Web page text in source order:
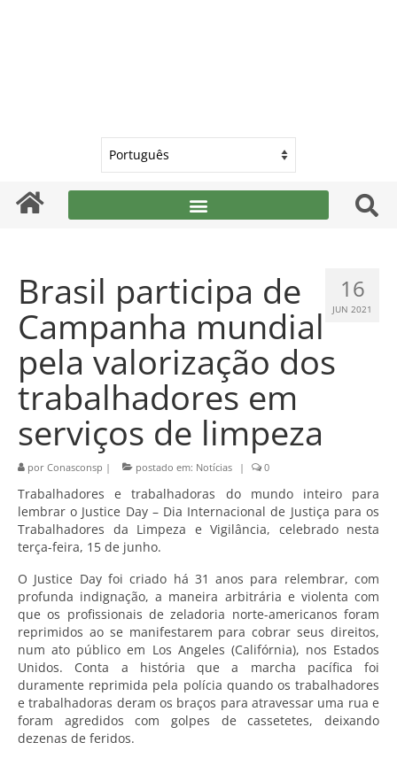
16
JUN 2021
Brasil participa de
Campanha mundial
pela valorização dos
trabalhadores em
serviços de limpeza
por Conasconsp | postado em: Notícias | 0
Trabalhadores e trabalhadoras do mundo inteiro para
lembrar o Justice Day– Dia Internacional de Justiça para os
Trabalhadores da Limpeza e Vigilância, celebrado nesta
terça-feira, 15 de junho.
O Justice Dayfoi criado há 31 anos para relembrar, com
profunda indignação, a maneira arbitrária e violenta com
que os profissionais de zeladoria norte-americanos foram
reprimidos ao se manifestarem para cobrar seus direitos,
num ato público em Los Angeles (Califórnia), nos Estados
Unidos. Conta a história que a marcha pacífica foi
duramente reprimida pela polícia quando os trabalhadores
e trabalhadoras deram os braços para atravessar uma rua e
foram agredidos com golpes de cassetetes, deixando
dezenas de feridos.